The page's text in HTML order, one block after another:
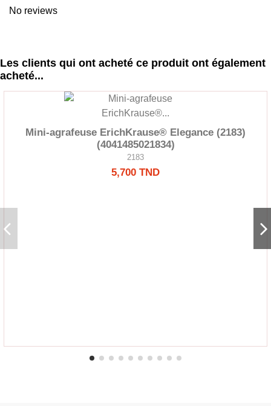
No reviews
Les clients qui ont acheté ce produit ont également
acheté...
Mini-agrafeuse ErichKrause® Elegance (2183)
(4041485021834)
2183
5,700 TND